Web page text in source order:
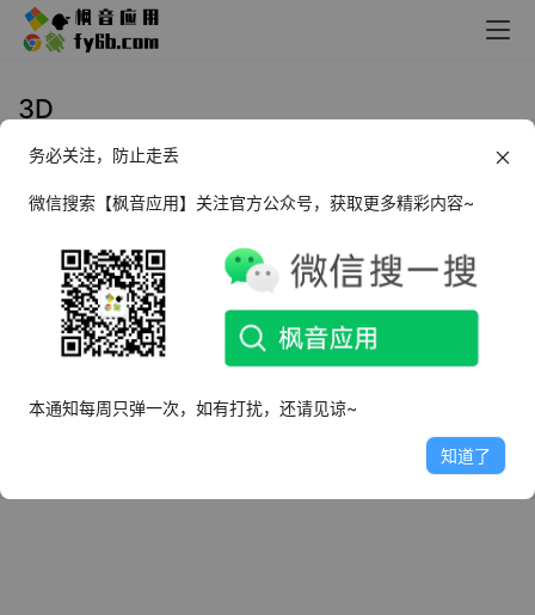
3D
2021年11月7日
务必关注，防止走丢
微信搜索【枫音应用】关注官方公众号，获取更多精彩内容~
本通知每周只弹一次，如有打扰，还请见谅~
知道了